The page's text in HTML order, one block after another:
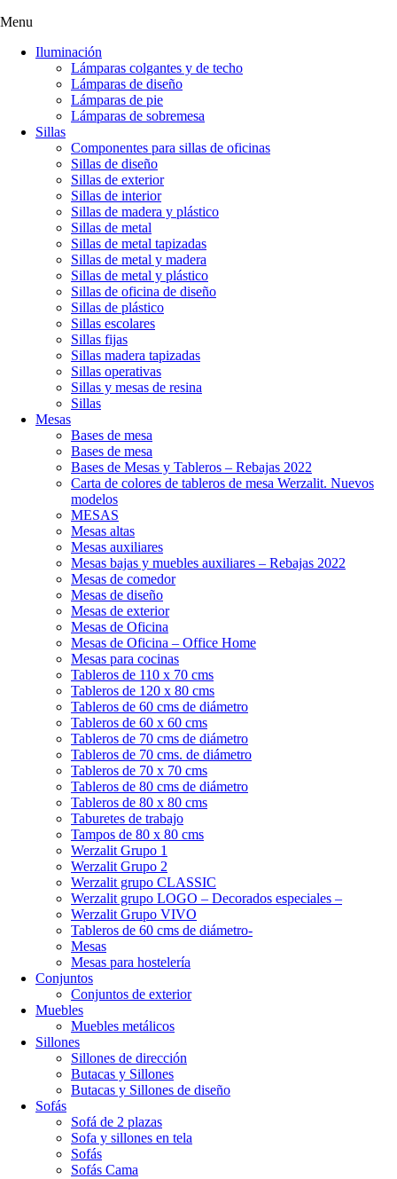
Menu
Iluminación
Lámparas colgantes y de techo
Lámparas de diseño
Lámparas de pie
Lámparas de sobremesa
Sillas
Componentes para sillas de oficinas
Sillas de diseño
Sillas de exterior
Sillas de interior
Sillas de madera y plástico
Sillas de metal
Sillas de metal tapizadas
Sillas de metal y madera
Sillas de metal y plástico
Sillas de oficina de diseño
Sillas de plástico
Sillas escolares
Sillas fijas
Sillas madera tapizadas
Sillas operativas
Sillas y mesas de resina
Sillas
Mesas
Bases de mesa
Bases de mesa
Bases de Mesas y Tableros – Rebajas 2022
Carta de colores de tableros de mesa Werzalit. Nuevos
modelos
MESAS
Mesas altas
Mesas auxiliares
Mesas bajas y muebles auxiliares – Rebajas 2022
Mesas de comedor
Mesas de diseño
Mesas de exterior
Mesas de Oficina
Mesas de Oficina – Office Home
Mesas para cocinas
Tableros de 110 x 70 cms
Tableros de 120 x 80 cms
Tableros de 60 cms de diámetro
Tableros de 60 x 60 cms
Tableros de 70 cms de diámetro
Tableros de 70 cms. de diámetro
Tableros de 70 x 70 cms
Tableros de 80 cms de diámetro
Tableros de 80 x 80 cms
Taburetes de trabajo
Tampos de 80 x 80 cms
Werzalit Grupo 1
Werzalit Grupo 2
Werzalit grupo CLASSIC
Werzalit grupo LOGO – Decorados especiales –
Werzalit Grupo VIVO
Tableros de 60 cms de diámetro-
Mesas
Mesas para hostelería
Conjuntos
Conjuntos de exterior
Muebles
Muebles metálicos
Sillones
Sillones de dirección
Butacas y Sillones
Butacas y Sillones de diseño
Sofás
Sofá de 2 plazas
Sofa y sillones en tela
Sofás
Sofás Cama